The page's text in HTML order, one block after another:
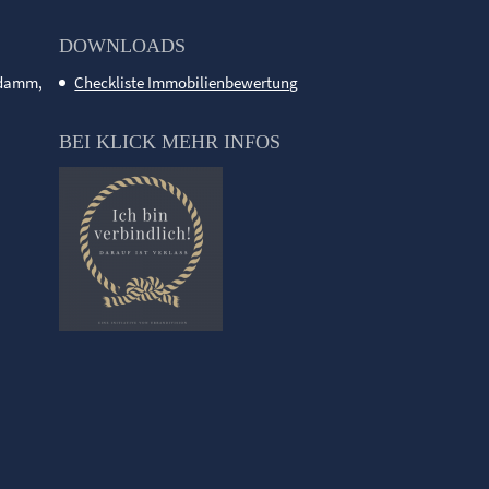
DOWNLOADS
Checkliste Immobilienbewertung
BEI KLICK MEHR INFOS